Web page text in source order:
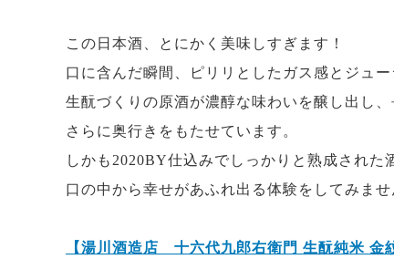
この日本酒、とにかく美味しすぎます！
口に含んだ瞬間、ピリリとしたガス感とジュ
生酛づくりの原酒が濃醇な味わいを醸し出し
さらに奥行きをもたせています。
しかも2020BY仕込みでしっかりと熟成された
口の中から幸せがあふれ出る体験をしてみませ
【湯川酒造店 十六代九郎右衛門 生酛純米